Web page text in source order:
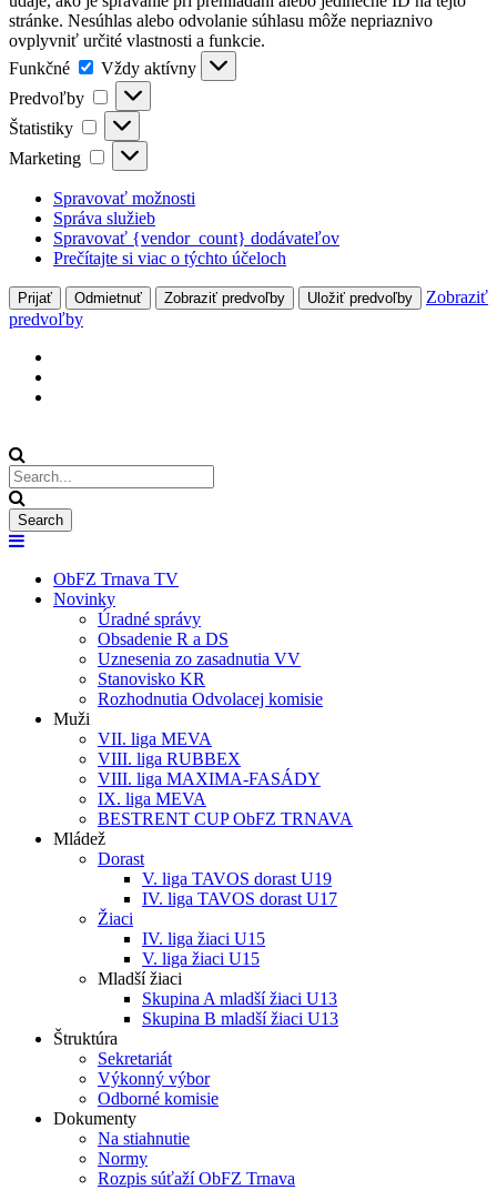
stránke. Nesúhlas alebo odvolanie súhlasu môže nepriaznivo
ovplyvniť určité vlastnosti a funkcie.
Funkčné
Funkčné
Vždy aktívny
Predvoľby
Predvoľby
Štatistiky Štatistiky
Marketing Marketing
Spravovať možnosti
Správa služieb
Spravovať {vendor_count} dodávateľov
Prečítajte si viac o týchto účeloch
Prijať Odmietnuť Zobraziť predvoľby Uložiť predvoľby
Zobraziť
predvoľby
ObFZ Trnava TV
Novinky
Úradné správy
Obsadenie R a DS
Uznesenia zo zasadnutia VV
Stanovisko KR
Rozhodnutia Odvolacej komisie
Muži
VII. liga MEVA
VIII. liga RUBBEX
VIII. liga MAXIMA-FASÁDY
IX. liga MEVA
BESTRENT CUP ObFZ TRNAVA
Mládež
Dorast
V. liga TAVOS dorast U19
IV. liga TAVOS dorast U17
Žiaci
IV. liga žiaci U15
V. liga žiaci U15
Mladší žiaci
Skupina A mladší žiaci U13
Skupina B mladší žiaci U13
Štruktúra
Sekretariát
Výkonný výbor
Odborné komisie
Dokumenty
Na stiahnutie
Normy
Rozpis súťaží ObFZ Trnava